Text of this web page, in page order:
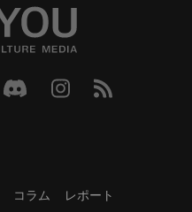
コラム
レポート